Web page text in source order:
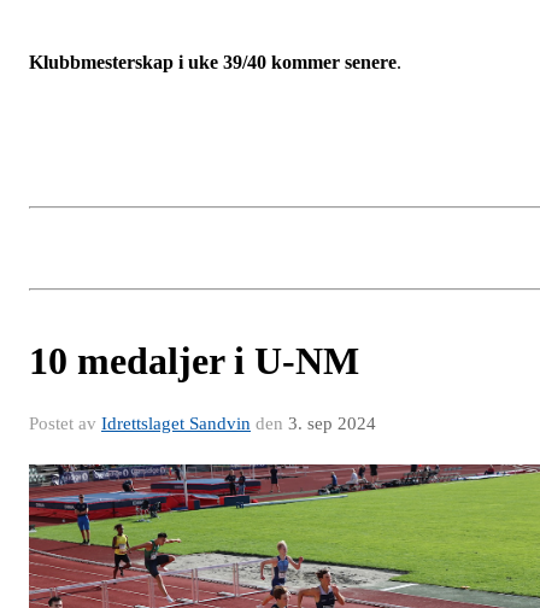
Klubbmesterskap i uke 39/40 kommer senere.
10 medaljer i U-NM
Postet av Idrettslaget Sandvin den 3. sep 2024